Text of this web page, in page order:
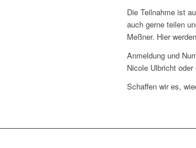
Die Teilnahme ist
auch gerne teilen
Meßner. Hier
Anmeldung und
Nicole Ulbricht
Schaffen wir es,